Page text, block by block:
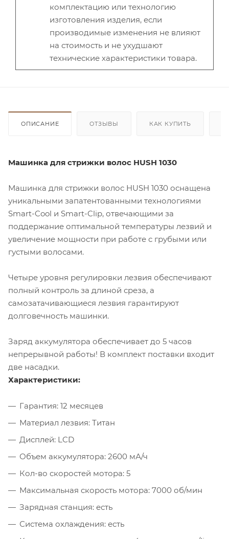
комплектацию или технологию
изготовления изделия, если
производимые изменения не влияют
на стоимость и не ухудшают
технические характеристики товара.
ОПИСАНИЕ ОТЗЫВЫ КАК КУПИТЬ
Машинка для стрижки волос HUSH 1030
Машинка для стрижки волос HUSH 1030 оснащена
уникальными запатентованными технологиями
Smart-Cool и Smart-Clip, отвечающими за
поддержание оптимальной температуры лезвий и
увеличение мощности при работе с грубыми или
густыми волосами.
Четыре уровня регулировки лезвия обеспечивают
полный контроль за длиной среза, а
самозатачивающиеся лезвия гарантируют
долговечность машинки.
Заряд аккумулятора обеспечивает до 5 часов
непрерывной работы! В комплект поставки входит
две насадки.
Характеристики:
Гарантия: 12 месяцев
Материал лезвия: Титан
Дисплей: LCD
Объем аккумулятора: 2600 мА/ч
Кол-во скоростей мотора: 5
Максимальная скорость мотора: 7000 об/мин
Зарядная станция: есть
Система охлаждения: есть